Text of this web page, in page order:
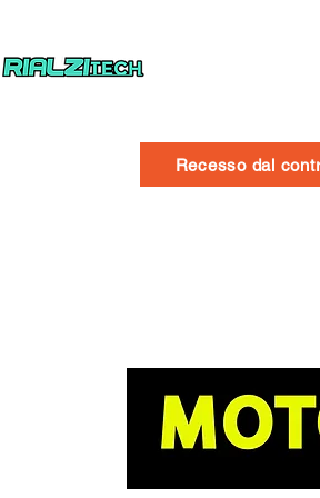
Recesso dal